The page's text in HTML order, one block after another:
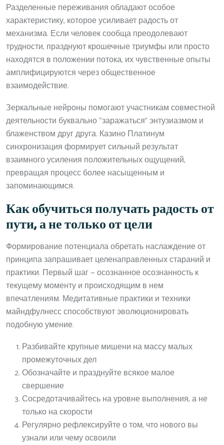
Разделенные переживания обладают особое
характеристику, которое усиливает радость от
механизма. Если человек сообща преодолевают
трудности, празднуют крошечные триумфы или просто
находятся в положении потока, их чувственные опыты
амплифицируются через общественное
взаимодействие.
Зеркальные нейроны помогают участникам совместной
деятельности буквально “заражаться” энтузиазмом и
блаженством друг друга. Казино Платинум
синхронизация формирует сильный результат
взаимного усиления положительных ощущений,
превращая процесс более насыщенным и
запоминающимся.
Как обучиться получать радость от
пути, а не только от цели
Формирование потенциала обретать наслаждение от
принципа запрашивает целенаправленных стараний и
практики. Первый шаг — осознанное осознанность к
текущему моменту и происходящим в нем
впечатлениям. Медитативные практики и техники
майндфулнесс способствуют эволюционировать
подобную умение.
Разбивайте крупные мишени на массу малых
промежуточных дел
Обозначайте и празднуйте всякое малое
свершение
Сосредотачивайтесь на уровне выполнения, а не
только на скорости
Регулярно рефлексируйте о том, что нового вы
узнали или чему освоили